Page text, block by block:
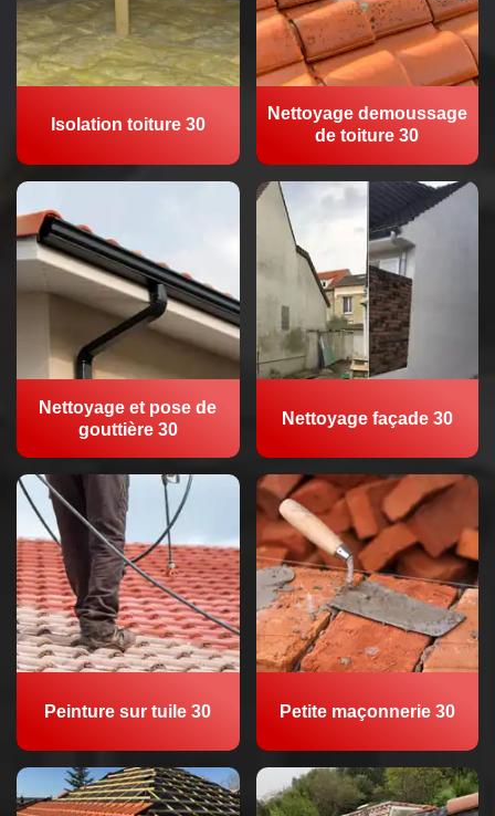
Isolation toiture 30
Nettoyage demoussage
de toiture 30
Nettoyage et pose de
gouttière 30
Nettoyage façade 30
Peinture sur tuile 30 Petite maçonnerie 30